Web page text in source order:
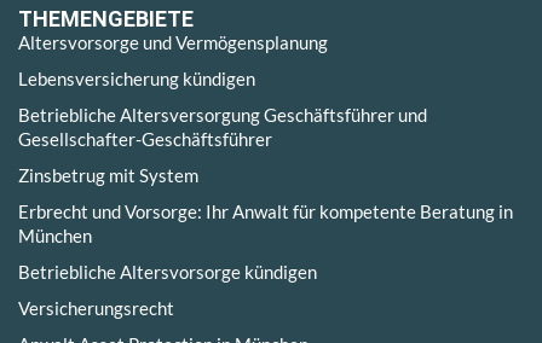
THEMENGEBIETE
Altersvorsorge und Vermögensplanung
Lebensversicherung kündigen
Betriebliche Altersversorgung Geschäftsführer und
Gesellschafter-Geschäftsführer
Zinsbetrug mit System
Erbrecht und Vorsorge: Ihr Anwalt für kompetente Beratung in
München
Betriebliche Altersvorsorge kündigen
Versicherungsrecht